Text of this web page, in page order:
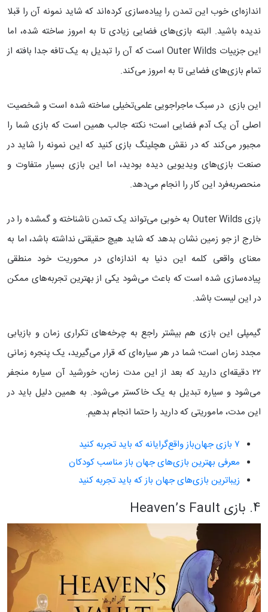
اندازه‌ای خوب این تمدن را پیاده‌سازی کرده‌اند که شاید نمونه آن را قبلا
ندیده باشید. البته بازی‌های فضایی زیادی تا به امروز ساخته شده، اما
این جزییات Outer Wilds است که آن را تبدیل به یک تافه جدا بافته از
تمام بازی‌های فضایی تا به امروز می‌کند.
این بازی در سبک ماجراجویی علمی‌تخیلی ساخته شده است و شخصیت
اصلی آن یک آدم فضایی است؛ نکته جالب همین است که بازی شما را
مجبور می‌کند که در نقش هچلینگ بازی کنید که این نمونه را شاید در
صنعت بازی‌های ویدیویی دیده بودید، اما این بازی بسیار متفاوت و
منحصربه‌فرد این کار را انجام می‌دهد.
بازی Outer Wilds به خوبی می‌تواند یک تمدن ناشناخته و گمشده را در
خارج از جو زمین نشان بدهد که شاید هیچ حقیقتی نداشته باشد، اما به
معنای واقعی کلمه این دنیا به اندازه‌ای در محوریت خود منطقی
پیاده‌سازی شده است که باعث می‌شود یکی از بهترین تجربه‌های ممکن
در این لیست باشد.
گیمپلی این بازی هم بیشتر راجع به چرخه‌های تکراری زمان و بازیابی
مجدد زمان است؛ شما در هر سیاره‌ای که قرار می‌گیرید، یک پنجره زمانی
۲۲ دقیقه‌ای دارید که بعد از این مدت زمان، خورشید آن سیاره منجفر
می‌شود و سیاره تبدیل به یک خاکستر می‌شود. به همین دلیل باید در
این مدت، ماموریتی که دارید را حتما انجام بدهیم.
۷ بازی جهان‌باز واقع‌گرایانه که باید تجربه کنید
معرفی بهترین بازی‌های جهان باز مناسب کودکان
زیباترین بازی‌های جهان باز که باید تجربه کنید
4. بازی Heaven’s Fault